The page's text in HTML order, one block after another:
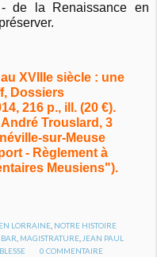
de la Renaissance en
XVIIIe siècle : une
Dossiers
216 p., ill. (20 €).
Trouslard, 3
sur-Meuse
- Règlement à
Meusiens").
LORRAINE, NOTRE HISTOIRE
MAGISTRATURE JEAN PAUL
0 COMMENTAIRE